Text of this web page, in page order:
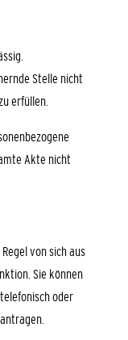
Stelle nicht
erfüllen.
Akte nicht
von sich aus
Sie können
oder